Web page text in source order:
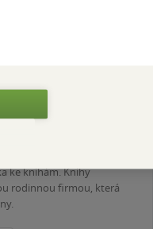
ke knihám. Knihy
rodinnou firmou, která